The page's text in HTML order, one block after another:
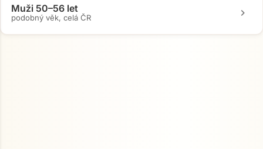
Muži 50–56 let
podobný věk, celá ČR chevron_right